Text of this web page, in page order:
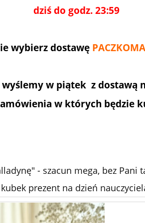
dziś do godz. 23:59
wybierz dostawę
wyślemy w piątek z dostawą
w których będzie
- szacun mega, bez Pani
prezent na dzień